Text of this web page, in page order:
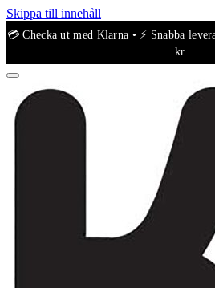
Skippa till innehåll